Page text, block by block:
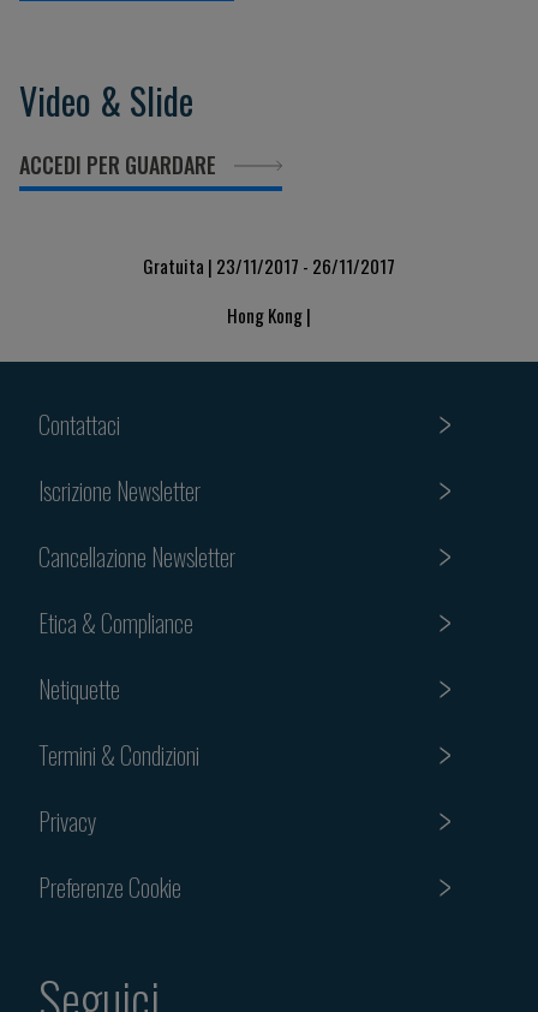
Video & Slide
ACCEDI PER GUARDARE
Gratuita | 23/11/2017 - 26/11/2017
Hong Kong |
Contattaci
Iscrizione Newsletter
Cancellazione Newsletter
Etica & Compliance
Netiquette
Termini & Condizioni
Privacy
Preferenze Cookie